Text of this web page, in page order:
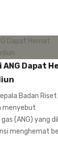
ANG Dapat
Badan
menyebut
(ANG) yang
menghemat